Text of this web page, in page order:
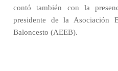
contó también con la
presidente de la Asociación
Baloncesto (AEEB).